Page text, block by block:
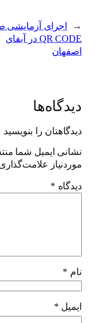
←
اجرای آزمایشی
QR CODE در آبفای
اصفهان
دیدگاه‌ها
دیدگاهتان را بنویسید
نشانی ایمیل شما
موردنیاز
دیدگاه *
نام *
ایمیل *